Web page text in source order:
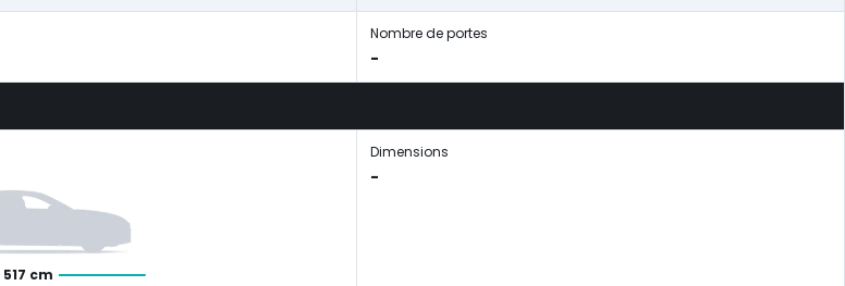
Nombre de portes
-
517 cm
Dimensions
-